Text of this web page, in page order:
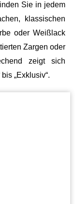
Sie in jedem
klassischen
oder Weißlack
Zargen oder
zeigt sich
„Exklusiv“.